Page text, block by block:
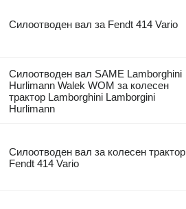
Силоотводен вал за Fendt 414 Vario
Силоотводен вал SAME Lamborghini
Hurlimann Walek WOM за колесен
трактор Lamborghini Lamborgini
Hurlimann
Силоотводен вал за колесен трактор
Fendt 414 Vario